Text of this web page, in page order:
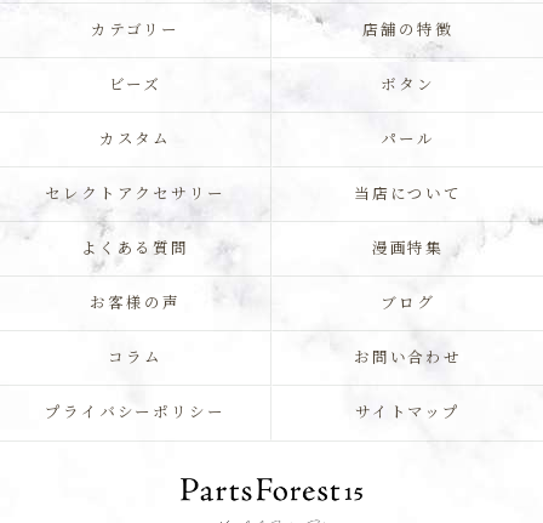
カテゴリー 店舗の特徴
ビーズ ボタン
カスタム パール
セレクトアクセサリー 当店について
よくある質問 漫画特集
お客様の声 ブログ
コラム お問い合わせ
プライバシーポリシー サイトマップ